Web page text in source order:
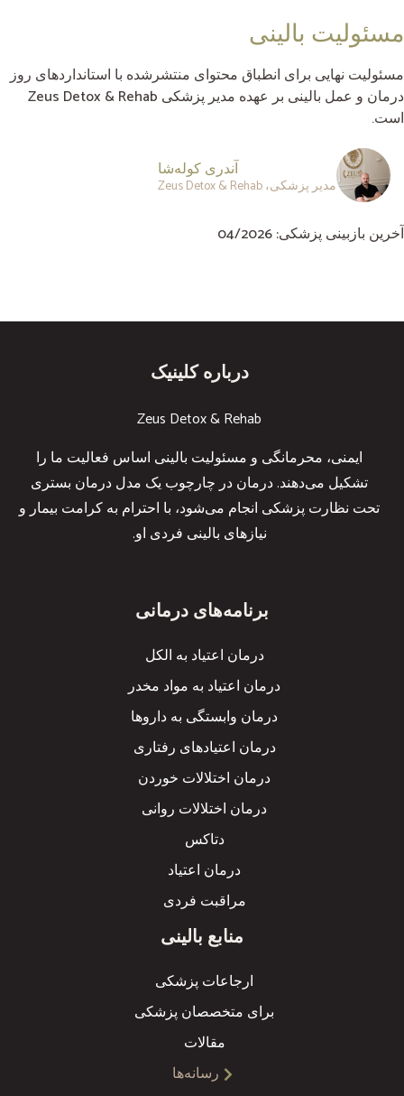
مسئولیت بالینی
مسئولیت نهایی برای انطباق محتوای منتشرشده با استانداردهای روز
درمان و عمل بالینی بر عهده مدیر پزشکی Zeus Detox & Rehab
است.
آندری کوله‌شا
مدیر پزشکی، Zeus Detox & Rehab
آخرین بازبینی پزشکی: 04/2026
درباره کلینیک
Zeus Detox & Rehab
ایمنی، محرمانگی و مسئولیت بالینی اساس فعالیت ما را
تشکیل می‌دهند. درمان در چارچوب یک مدل درمان بستری
تحت نظارت پزشکی انجام می‌شود، با احترام به کرامت بیمار و
نیازهای بالینی فردی او.
برنامه‌های درمانی
درمان اعتیاد به الکل
درمان اعتیاد به مواد مخدر
درمان وابستگی به داروها
درمان اعتیادهای رفتاری
درمان اختلالات خوردن
درمان اختلالات روانی
دتاکس
درمان اعتیاد
مراقبت فردی
منابع بالینی
ارجاعات پزشکی
برای متخصصان پزشکی
مقالات
رسانه‌ها